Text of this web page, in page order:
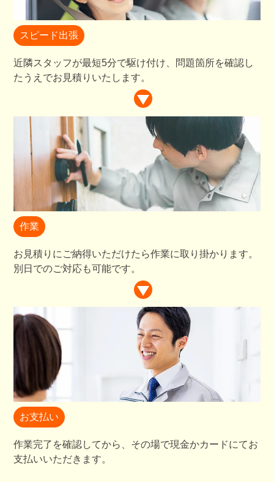
スピード出張
近隣スタッフが最短5分で駆け付け、問題箇所を確認し
たうえでお見積りいたします。
作業
お見積りにご納得いただけたら作業に取り掛かります。
別日でのご対応も可能です。
お支払い
作業完了を確認してから、その場で現金かカードにてお
支払いいただきます。